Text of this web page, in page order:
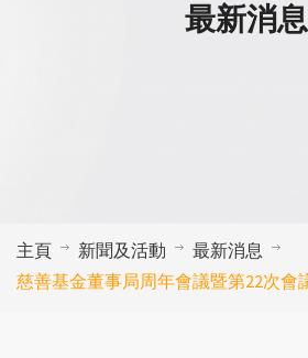
最新消息
主頁 新聞及活動
最新消息
慈善基金董事局周年會議暨第22次會